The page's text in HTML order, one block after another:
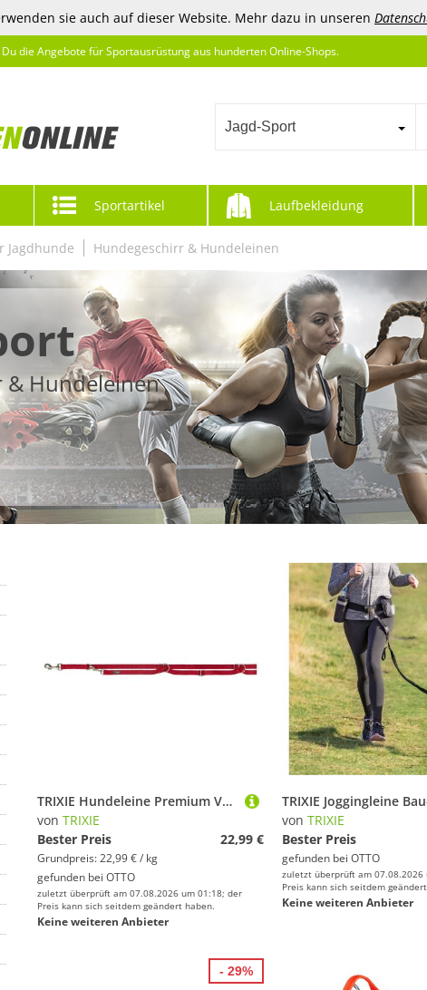
sie auch auf dieser Website. Mehr dazu in unseren
die Angebote für Sportausrüstung aus hunderten Online-Shops.
Jagd-Sport
Sportartikel Laufbekleidung
Jagdhunde Hundegeschirr & Hundeleinen
& Hundeleinen
TRIXIE Hundeleine Premium Verlängerungsleine, extra lang - rot - 3,00 m/20 mm, Gurtband
von TRIXIE
Bester Preis
22,99 €
Grundpreis: 22,99 € / kg
gefunden bei OTTO
zuletzt überprüft am 07.08.2026 um 01:18; der
Preis kann sich seitdem geändert haben.
Keine weiteren Anbieter
von TRIXIE
Bester Preis
gefunden bei OTTO
zuletzt überprüft am 07.08.2026
Preis kann sich seitdem
Keine weiteren Anbieter
- 29%